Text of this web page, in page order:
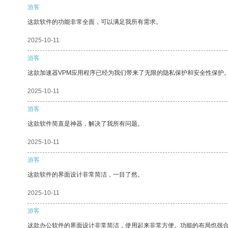
游客
这款软件的功能非常全面，可以满足我所有需求。
2025-10-11
游客
这款加速器VPM应用程序已经为我们带来了无限的隐私保护和安全性保护。
2025-10-11
游客
这款软件简直是神器，解决了我所有问题。
2025-10-11
游客
这款软件的界面设计非常简洁，一目了然。
2025-10-11
游客
这款办公软件的界面设计非常简洁，使用起来非常方便。功能的布局也很